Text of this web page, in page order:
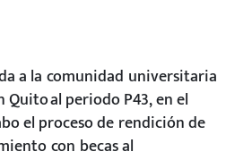
a la comunidad universitaria
Quito al periodo P43, en el
el proceso de rendición de
con becas al